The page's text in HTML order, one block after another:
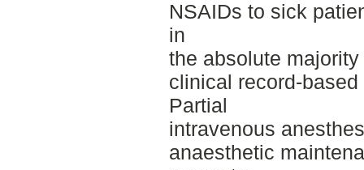
NSAIDs to sick
in
the absolute
clinical record-
Partial
intravenous
anaesthetic